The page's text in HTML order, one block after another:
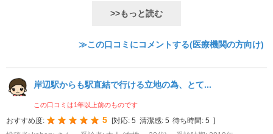
>>もっと読む
≫この口コミにコメントする(医療機関の方向け)
岸辺駅からも駅直結で行ける立地の為、とて...
この口コミは1年以上前のものです
おすすめ度: 5 [対応: 5 清潔感: 5 待ち時間: 5 ]